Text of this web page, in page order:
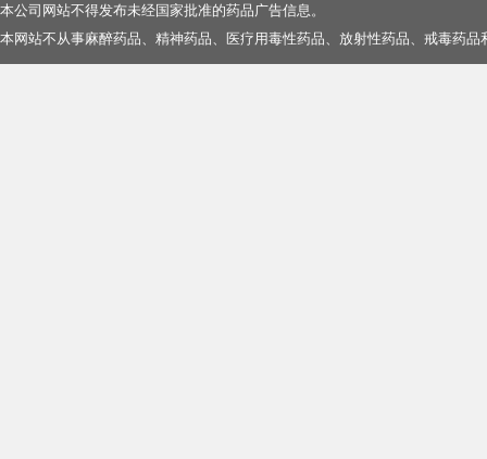
本公司网站不得发布未经国家批准的药品广告信息。
本网站不从事麻醉药品、精神药品、医疗用毒性药品、放射性药品、戒毒药